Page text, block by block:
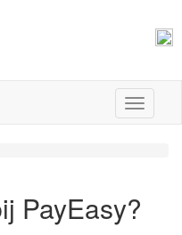
Toggle
PayEasy?